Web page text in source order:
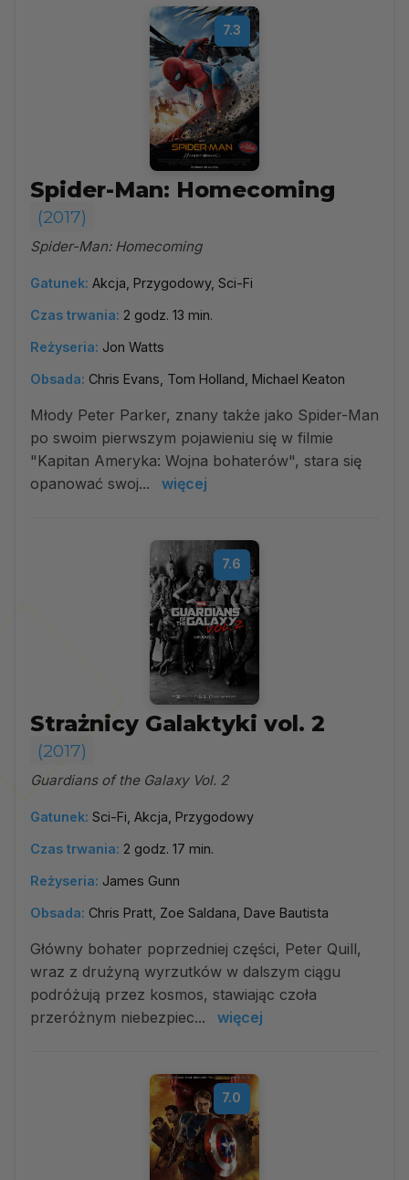
7.3
Spider-Man: Homecoming
(2017)
Spider-Man: Homecoming
Gatunek: Akcja, Przygodowy, Sci-Fi
Czas trwania: 2 godz. 13 min.
Reżyseria: Jon Watts
Obsada: Chris Evans, Tom Holland, Michael Keaton
Młody Peter Parker, znany także jako Spider-Man
po swoim pierwszym pojawieniu się w filmie
"Kapitan Ameryka: Wojna bohaterów", stara się
opanować swoj...
więcej
7.6
Strażnicy Galaktyki vol. 2
(2017)
Guardians of the Galaxy Vol. 2
Gatunek: Sci-Fi, Akcja, Przygodowy
Czas trwania: 2 godz. 17 min.
Reżyseria: James Gunn
Obsada: Chris Pratt, Zoe Saldana, Dave Bautista
Główny bohater poprzedniej części, Peter Quill,
wraz z drużyną wyrzutków w dalszym ciągu
podróżują przez kosmos, stawiając czoła
przeróżnym niebezpiec...
więcej
7.0